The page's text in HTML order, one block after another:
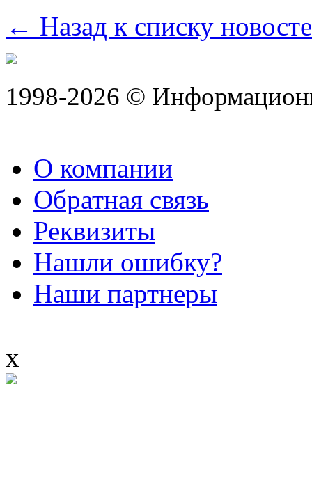
← Назад к списку
1998-2026 ©
О компании
Обратная связь
Реквизиты
Нашли ошибку?
Наши партнеры
x